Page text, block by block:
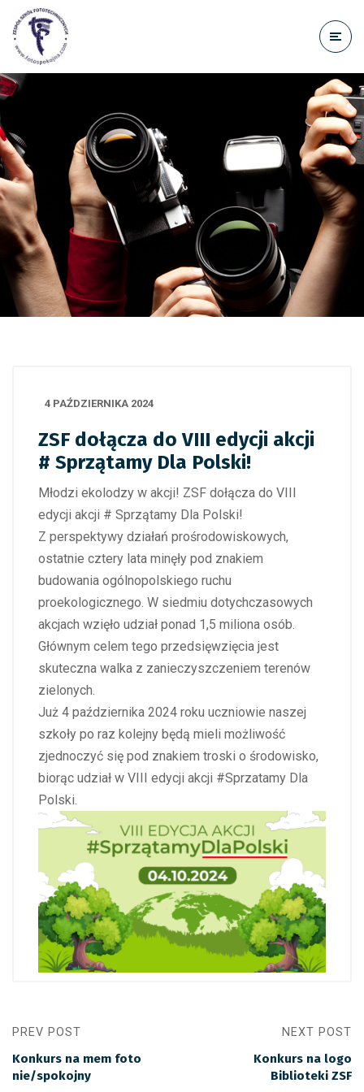
treści
4 PAŹDZIERNIKA 2024
ZSF dołącza do VIII edycji akcji
# Sprzątamy Dla Polski!
Młodzi ekolodzy w akcji! ZSF dołącza do VIII
edycji akcji # Sprzątamy Dla Polski!
Z perspektywy działań prośrodowiskowych,
ostatnie cztery lata minęły pod znakiem
budowania ogólnopolskiego ruchu
proekologicznego. W siedmiu dotychczasowych
akcjach wzięło udział ponad 1,5 miliona osób.
Głównym celem tego przedsięwzięcia jest
skuteczna walka z zanieczyszczeniem terenów
zielonych.
Już 4 października 2024 roku uczniowie naszej
szkoły po raz kolejny będą mieli możliwość
zjednoczyć się pod znakiem troski o środowisko,
biorąc udział w VIII edycji akcji #Sprzatamy Dla
Polski.
PREV POST
Konkurs na mem foto
nie/spokojny
NEXT POST
Konkurs na logo
Biblioteki ZSF